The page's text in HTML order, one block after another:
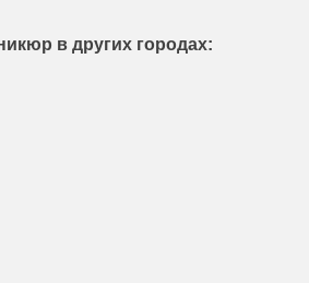
в других городах: